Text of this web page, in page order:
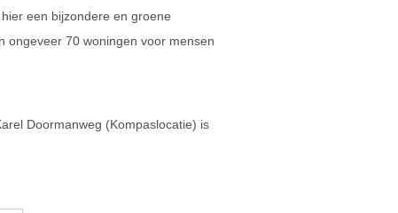
een bijzondere en groene
ongeveer 70 woningen voor mensen
Doormanweg (Kompaslocatie) is